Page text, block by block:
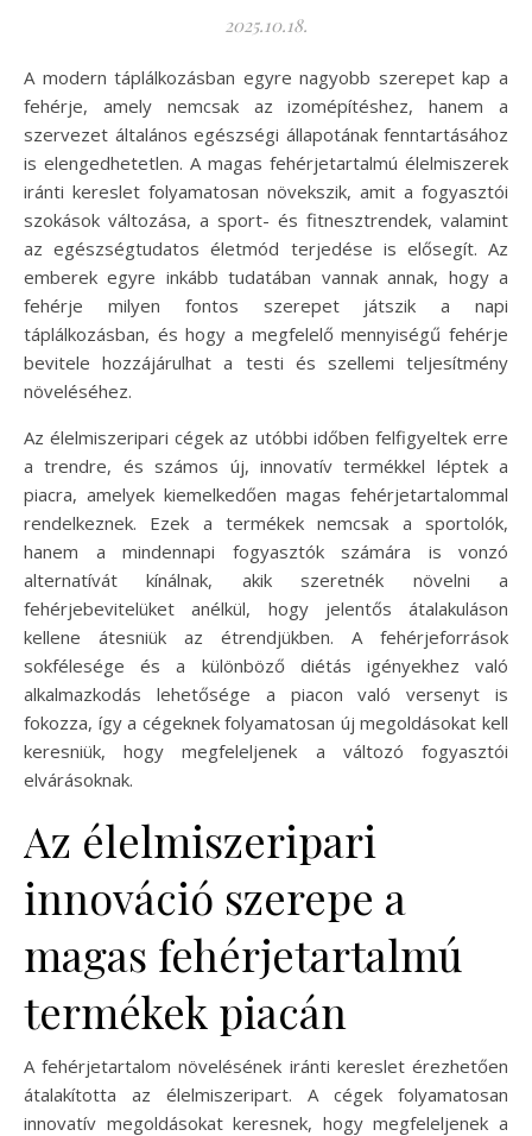
2025.10.18.
A modern táplálkozásban egyre nagyobb szerepet kap a
fehérje, amely nemcsak az izomépítéshez, hanem a
szervezet általános egészségi állapotának fenntartásához
is elengedhetetlen. A magas fehérjetartalmú élelmiszerek
iránti kereslet folyamatosan növekszik, amit a fogyasztói
szokások változása, a sport- és fitnesztrendek, valamint
az egészségtudatos életmód terjedése is elősegít. Az
emberek egyre inkább tudatában vannak annak, hogy a
fehérje milyen fontos szerepet játszik a napi
táplálkozásban, és hogy a megfelelő mennyiségű fehérje
bevitele hozzájárulhat a testi és szellemi teljesítmény
növeléséhez.
Az élelmiszeripari cégek az utóbbi időben felfigyeltek erre
a trendre, és számos új, innovatív termékkel léptek a
piacra, amelyek kiemelkedően magas fehérjetartalommal
rendelkeznek. Ezek a termékek nemcsak a sportolók,
hanem a mindennapi fogyasztók számára is vonzó
alternatívát kínálnak, akik szeretnék növelni a
fehérjebevitelüket anélkül, hogy jelentős átalakuláson
kellene átesniük az étrendjükben. A fehérjeforrások
sokfélesége és a különböző diétás igényekhez való
alkalmazkodás lehetősége a piacon való versenyt is
fokozza, így a cégeknek folyamatosan új megoldásokat kell
keresniük, hogy megfeleljenek a változó fogyasztói
elvárásoknak.
Az élelmiszeripari
innováció szerepe a
magas fehérjetartalmú
termékek piacán
A fehérjetartalom növelésének iránti kereslet érezhetően
átalakította az élelmiszeripart. A cégek folyamatosan
innovatív megoldásokat keresnek, hogy megfeleljenek a